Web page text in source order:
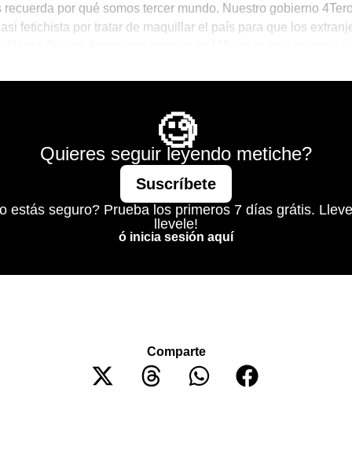
recuerda por qué somos tercer mundo. Nuestro gobierno
fetichista por tratar de maquillar el país para que los
🧐
Quieres seguir leyendo metiche?
Suscríbete
estás seguro? Prueba los primeros 7 días grátis.
llevele!
ó inicia sesión aquí
Comparte